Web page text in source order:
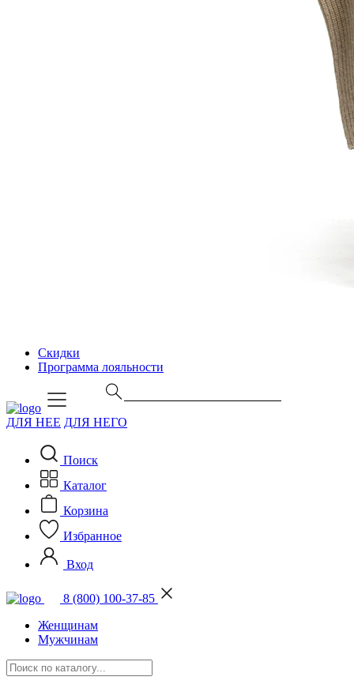
Скидки
Программа лояльности
ДЛЯ НЕЕ ДЛЯ НЕГО
Поиск
Каталог
Корзина
Избранное
Вход
8 (800) 100-37-85
Женщинам
Мужчинам